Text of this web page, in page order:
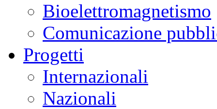
Bioelettromagnetismo
Comunicazione
Progetti
Internazionali
Nazionali